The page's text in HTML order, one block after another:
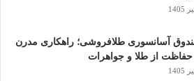
آسانسوری طلافروشی؛ راهکاری مدرن
حفاظت از طلا و جواهرات